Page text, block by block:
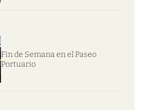
Fin de Semana en el Paseo
Portuario